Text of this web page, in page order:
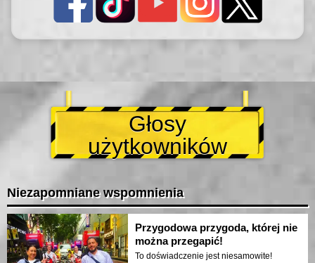
Głosy
użytkowników
Niezapomniane wspomnienia
Przygodowa przygoda, której nie
można przegapić!
To doświadczenie jest niesamowite!